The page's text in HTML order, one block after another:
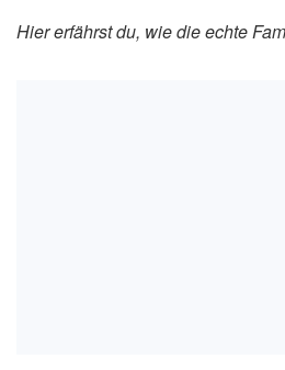
Hier erfährst du, wie die echte